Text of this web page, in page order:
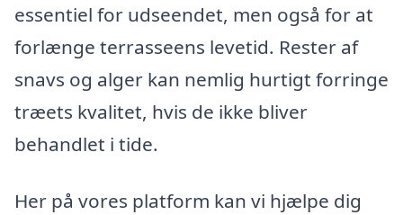
essentiel for udseendet, men også for at
forlænge terrasseens levetid. Rester af
snavs og alger kan nemlig hurtigt forringe
træets kvalitet, hvis de ikke bliver
behandlet i tide.
Her på vores platform kan vi hjælpe dig